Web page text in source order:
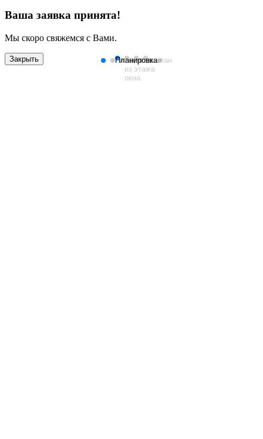
Планировка
Вид
из
окна
План
этажа
Генплан
Ваша заявка принята!
Мы скоро свяжемся с Вами.
Закрыть